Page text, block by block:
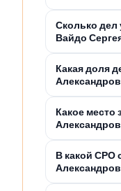
Сколько дел
Вайдо
Какая доля
Какое место
В какой СРО